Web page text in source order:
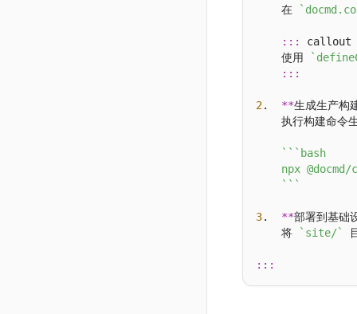
    在
:::
    使用
:::
2. **生成生产构
执行构建命令
`` `bash
npx @docmd/
    `
``
3. **部署到基础
    将
`site/`
:::